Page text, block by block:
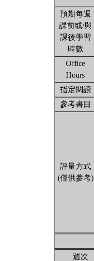
預期每週
課前或/與
課後學習
時數
Office
Hours
指定閱讀
參考書目
評量方式
(僅供參考)
週次